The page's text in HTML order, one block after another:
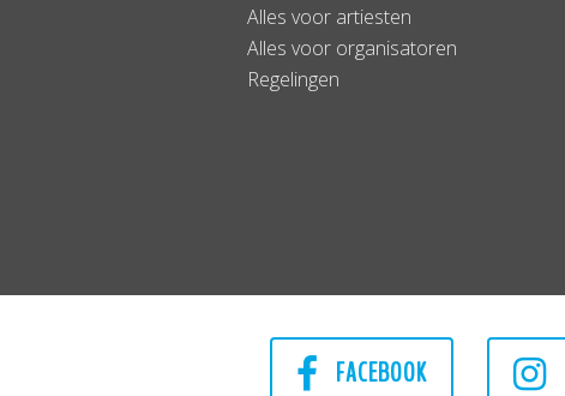
Alles voor artiesten
Alles voor organisatoren
Regelingen
FACEBOOK